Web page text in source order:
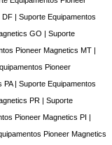
| Suporte Equipamentos
GO | Suporte
Pioneer Magnetics MT |
Pioneer
| Suporte Equipamentos
PR | Suporte
Pioneer Magnetics PI |
Pioneer Magnetics